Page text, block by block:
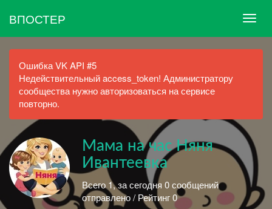
ВПОСТЕР
Ошибка VK API #5
Недействительный access_token! Администратору
сообщества нужно авторизоваться на сервисе
повторно.
Мама на час Няня
Ивантеевка
Всего 1, за сегодня 0 сообщений
отправлено / Рейтинг 0